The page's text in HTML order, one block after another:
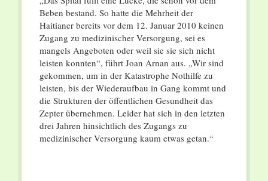
Beben bestand. So hatte die Mehrheit der
Haitianer bereits vor dem 12. Januar 2010 keinen
Zugang zu medizinischer Versorgung, sei es
mangels Angeboten oder weil sie sie sich nicht
leisten konnten“, führt Joan Arnan aus. „Wir sind
gekommen, um in der Katastrophe Nothilfe zu
leisten, bis der Wiederaufbau in Gang kommt und
die Strukturen der öffentlichen Gesundheit das
Zepter übernehmen. Leider hat sich in den letzten
drei Jahren hinsichtlich des Zugangs zu
medizinischer Versorgung kaum etwas getan.“